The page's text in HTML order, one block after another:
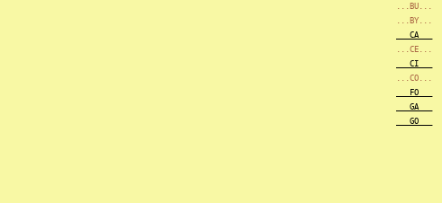
...BU...
...BY...
___CA___
...CE...
___CI___
...CO...
___FO___
___GA___
___GO___